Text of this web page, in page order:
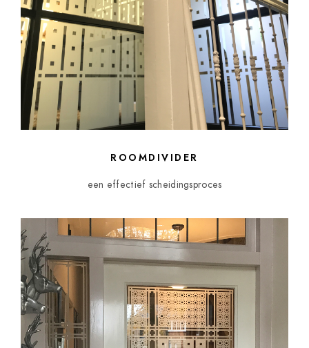
ROOMDIVIDER
een effectief scheidingsproces